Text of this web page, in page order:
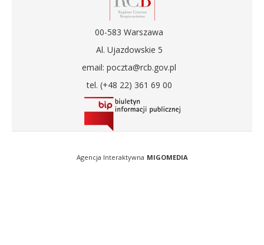
00-583 Warszawa
Al. Ujazdowskie 5
email: poczta@rcb.gov.pl
tel. (+48 22) 361 69 00
Agencja Interaktywna MIGOMEDIA